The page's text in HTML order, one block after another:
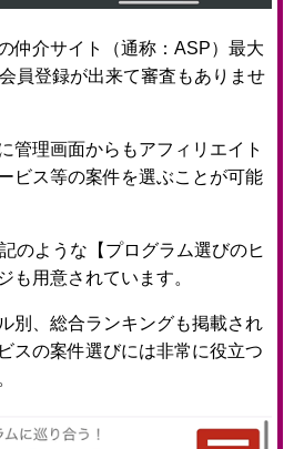
仲介サイト（通称：ASP）最大
員登録が出来て審査もありませ
管理画面からもアフィリエイト
ビス等の案件を選ぶことが可能
のような【プログラム選びのヒ
も用意されています。
別、総合ランキングも掲載され
スの案件選びには非常に役立つ